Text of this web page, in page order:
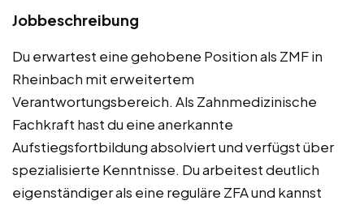
Jobbeschreibung
Du erwartest eine gehobene Position als ZMF in
Rheinbach mit erweitertem
Verantwortungsbereich. Als Zahnmedizinische
Fachkraft hast du eine anerkannte
Aufstiegsfortbildung absolviert und verfügst über
spezialisierte Kenntnisse. Du arbeitest deutlich
eigenständiger als eine reguläre ZFA und kannst